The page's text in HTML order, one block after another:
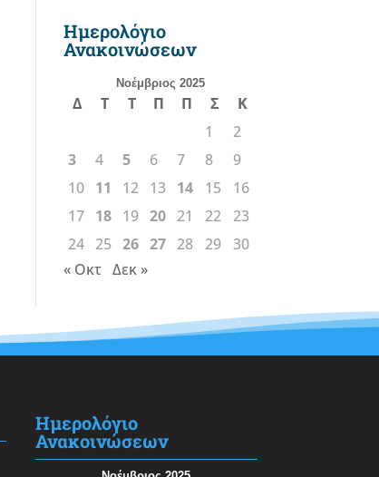
Ημερολόγιο
Ανακοινώσεων
Νοέμβριος 2025
Δ Τ Τ Π Π Σ
Κ
1
2
3
4 5 6 7 8
9
10 11 12 13 14 15
16
17 18 19 20 21 22
23
24 25 26 27 28 29
30
« Οκτ Δεκ »
Ημερολόγιο
Ανακοινώσεων